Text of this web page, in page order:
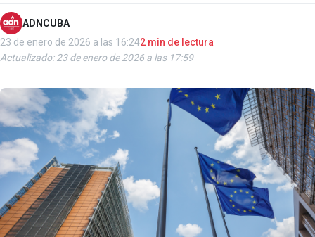
ADNCUBA
23 de enero de 2026 a las 16:242 min de lectura
Actualizado: 23 de enero de 2026 a las 17:59